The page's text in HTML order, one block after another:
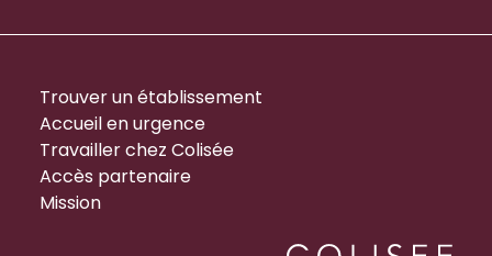
Trouver un établissement
Accueil en urgence
Travailler chez Colisée
Accès partenaire
Mission